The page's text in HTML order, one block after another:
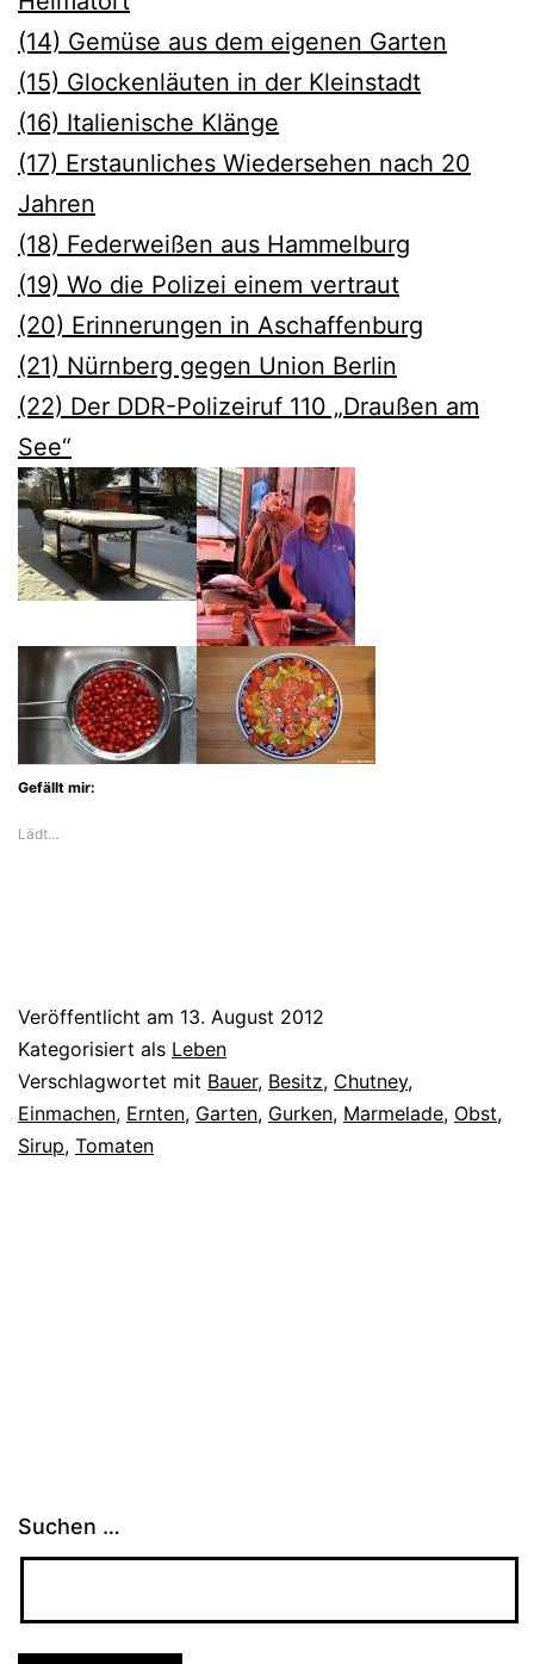
(14) Gemüse aus dem eigenen Garten
(15) Glockenläuten in der Kleinstadt
(16) Italienische Klänge
(17) Erstaunliches Wiedersehen nach 20
Jahren
(18) Federweißen aus Hammelburg
(19) Wo die Polizei einem vertraut
(20) Erinnerungen in Aschaffenburg
(21) Nürnberg gegen Union Berlin
(22) Der DDR-Polizeiruf 110 „Draußen am
See“
Gefällt mir:
Lädt…
Veröffentlicht am 13. August 2012
Kategorisiert als Leben
Verschlagwortet mit Bauer, Besitz, Chutney,
Einmachen, Ernten, Garten, Gurken, Marmelade, Obst,
Sirup, Tomaten
Suchen …